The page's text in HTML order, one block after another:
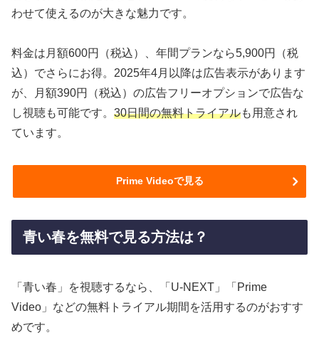
わせて使えるのが大きな魅力です。
料金は月額600円（税込）、年間プランなら5,900円（税
込）でさらにお得。2025年4月以降は広告表示があります
が、月額390円（税込）の広告フリーオプションで広告な
し視聴も可能です。 30日間の無料トライアルも用意され
ています。
Prime Videoで見る
青い春を無料で見る方法は？
「青い春」を視聴するなら、「U-NEXT」「Prime
Video」などの無料トライアル期間を活用するのがおすす
めです。